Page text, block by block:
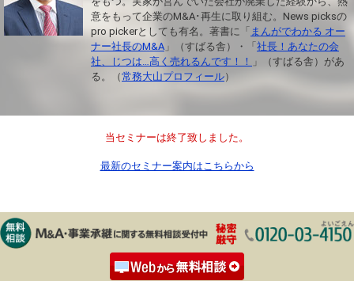
意をもって企業のM&A･再生に取り組む。News picksの
pro pickerとしても有名。著書に「 まんがでわかる オー
ナー社長のM&A 」（すばる舎）・「社長！あなたの会
社、じつは…高く売れるんです！！
」（すばる舎）があ
る。（常務大山プロフィール）
当セミナーは終了致しました。
最新のセミナー案内はこちらから